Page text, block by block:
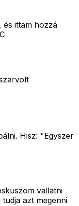
és ittam hozzá
Hisz: "Egyszer
vallatni
azt megenni